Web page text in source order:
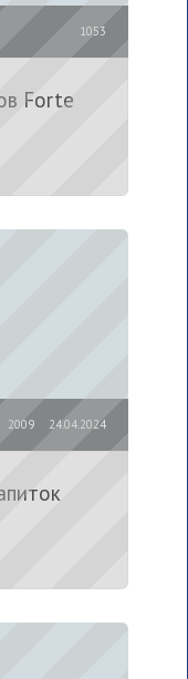
1053
Forte
24.04.2024
2009